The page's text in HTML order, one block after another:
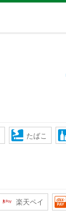
たばこ
楽天ペイ